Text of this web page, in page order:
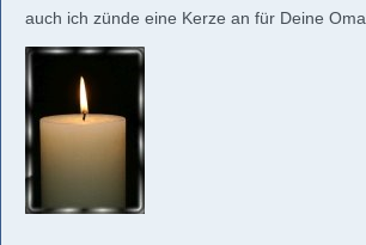
auch ich zünde eine Kerze an für Deine Oma